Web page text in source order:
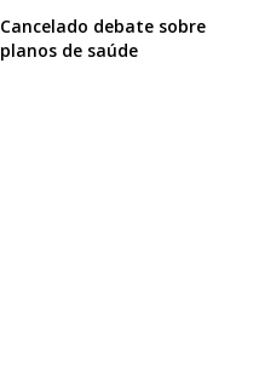
Cancelado debate sobre
planos de saúde